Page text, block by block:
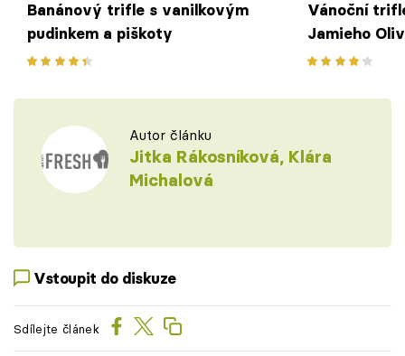
Banánový trifle s vanilkovým
pudinkem a piškoty
Vánoční
Jamieho
Autor článku
Jitka Rákosníková, Klára
Michalová
Vstoupit do diskuze
Sdílejte článek